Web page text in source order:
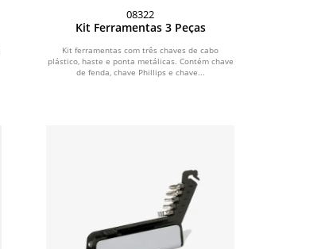
08322
Kit Ferramentas 3 Peças
Kit ferramentas com três chaves de cabo
plástico, haste e ponta metálicas. Contém chave
de fenda, chave Phillips e chave...